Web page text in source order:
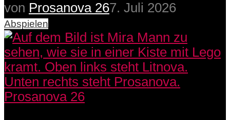
von Prosanova 267. Juli 2026
Abspielen
Prosanova 26